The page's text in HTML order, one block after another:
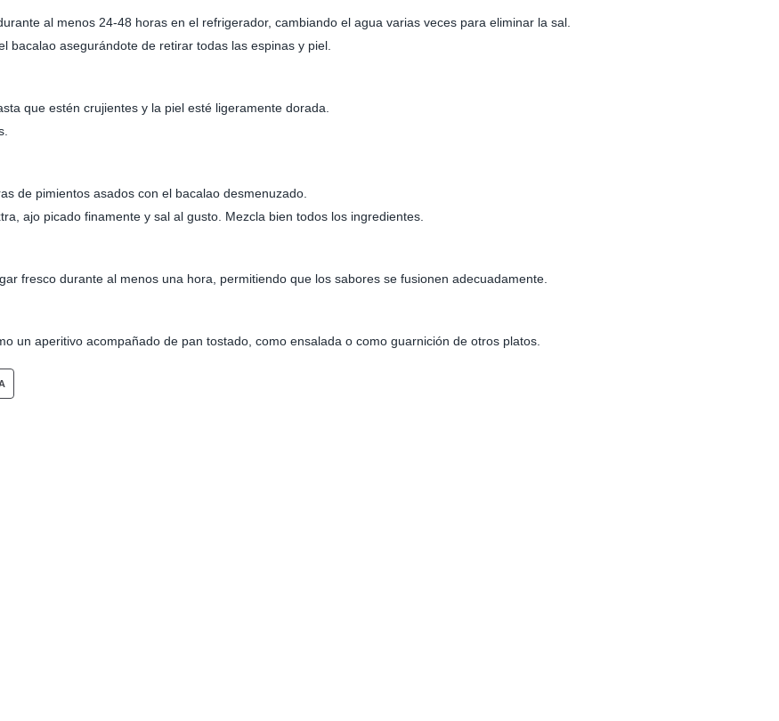
al menos 24-48 horas en el refrigerador, cambiando el agua varias veces para eliminar la sal.
bacalao asegurándote de retirar todas las espinas y piel.
que estén crujientes y la piel esté ligeramente dorada.
de pimientos asados con el bacalao desmenuzado.
ajo picado finamente y sal al gusto. Mezcla bien todos los ingredientes.
fresco durante al menos una hora, permitiendo que los sabores se fusionen adecuadamente.
un aperitivo acompañado de pan tostado, como ensalada o como guarnición de otros platos.